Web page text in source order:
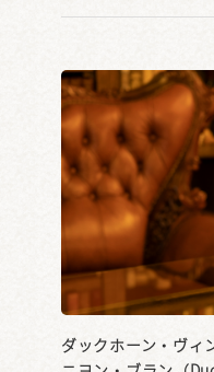
ダックホーン・ヴィ